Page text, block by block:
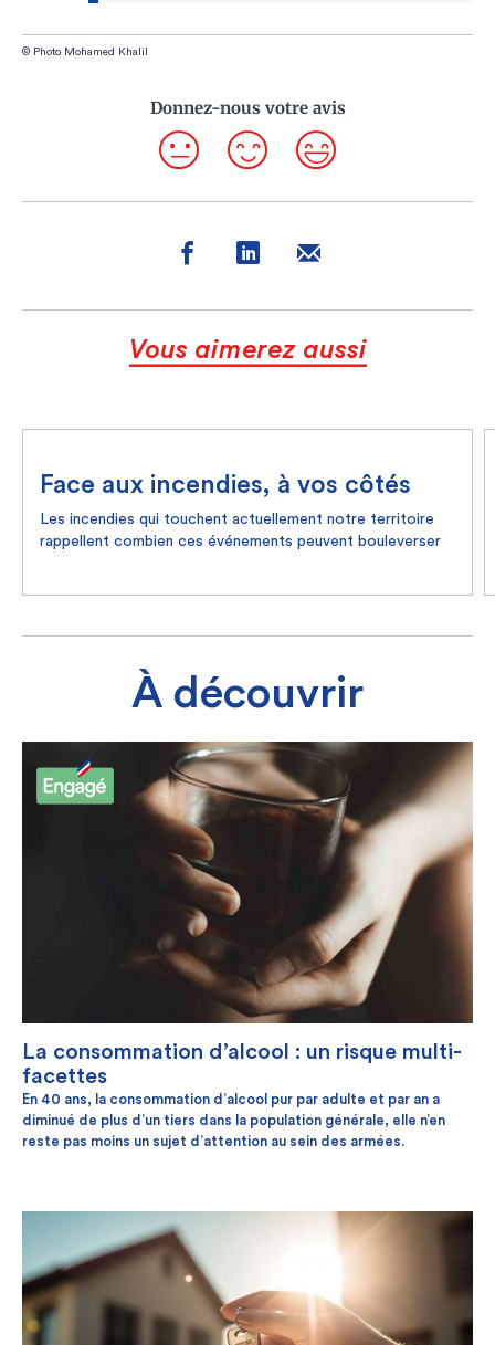
© Photo Mohamed Khalil
Donnez-nous votre avis
Vous aimerez aussi
Face aux incendies, à vos côtés
Les incendies qui touchent actuellement notre territoire
rappellent combien ces événements peuvent bouleverser
courage et détermination pour nous protéger.
À découvrir
La consommation d’alcool : un risque multi-
facettes
En 40 ans, la consommation d’alcool pur par adulte et par an a
diminué de plus d’un tiers dans la population générale, elle n’en
reste pas moins un sujet d’attention au sein des armées.